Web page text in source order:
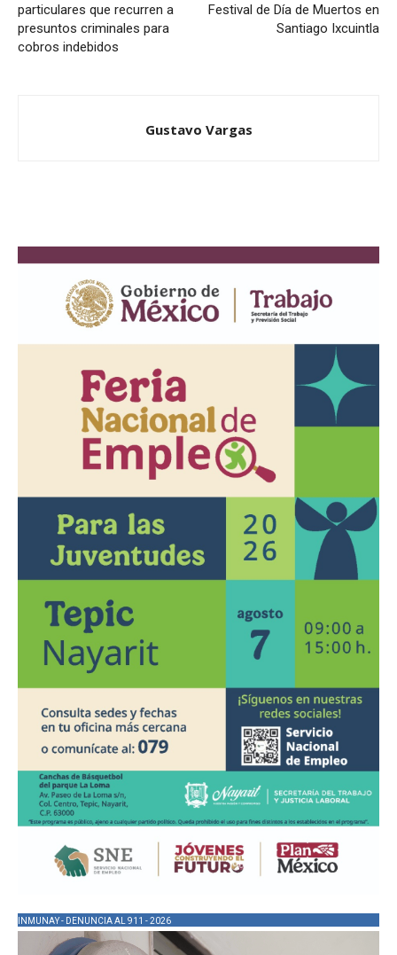
particulares que recurren a
presuntos criminales para
cobros indebidos
Festival de Día de Muertos en
Santiago Ixcuintla
Gustavo Vargas
INMUNAY - DENUNCIA AL 911 - 2026